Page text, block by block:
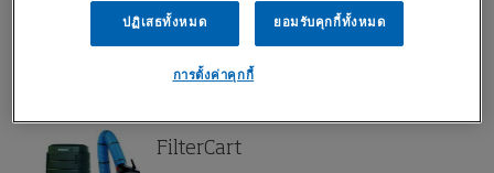
และงานสกัดฝุ่น ตัวแขนกลประกอบด้วยส
ปอตไลต์แบบบูรณาการ ด้วยการออกแบบมาเพื่อ
FilterCart
ปฏิเสธทั้งหมด ยอมรับคุกกี้ทั้งหมด
การตั้งค่าคุกกี้